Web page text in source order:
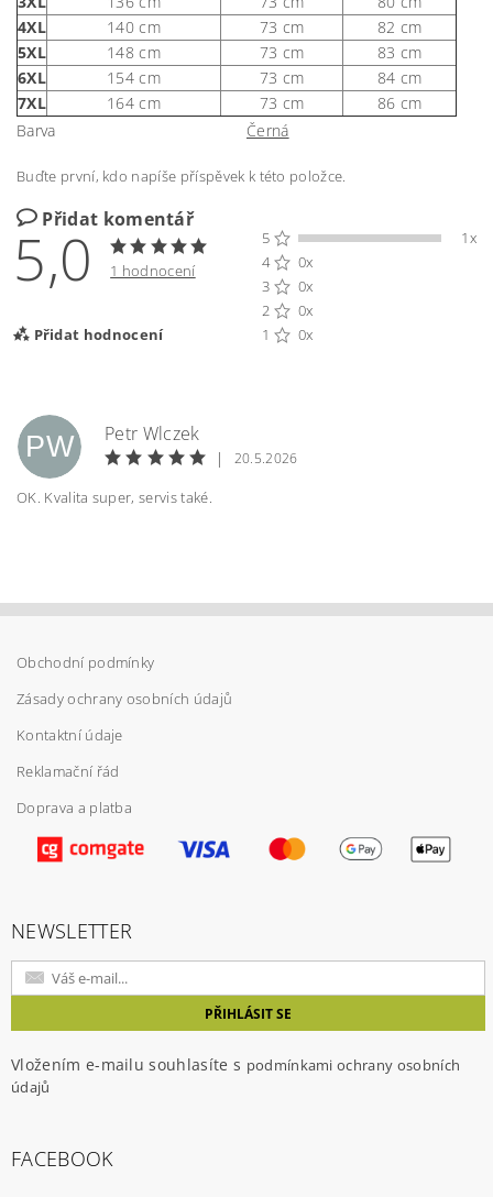
4XL
140 cm 73 cm
82 cm
5XL
148 cm 73 cm
83 cm
6XL
154 cm 73 cm
84 cm
7XL
164 cm 73 cm
86 cm
Barva
Černá
Buďte první, kdo napíše příspěvek k této položce.
Přidat komentář
5,0 1 hodnocení
Přidat hodnocení
5
1x
4
0x
3
0x
2
0x
1
0x
Vložením hodnocení souhlasíte s
ochrany osobních údajů
PW
Petr Wlczek
|
20.5.2026
OK. Kvalita super, servis také.
Obchodní podmínky
Zásady ochrany osobních údajů
Kontaktní údaje
Reklamační řád
Doprava a platba
NEWSLETTER
Vložením e-mailu souhlasíte s podmínkami ochrany osobních
údajů
FACEBOOK